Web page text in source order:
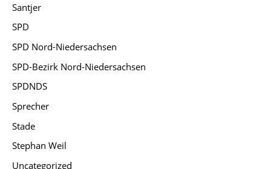
Santjer
SPD
SPD Nord-Niedersachsen
SPD-Bezirk Nord-Niedersachsen
SPDNDS
Sprecher
Stade
Stephan Weil
Uncategorized